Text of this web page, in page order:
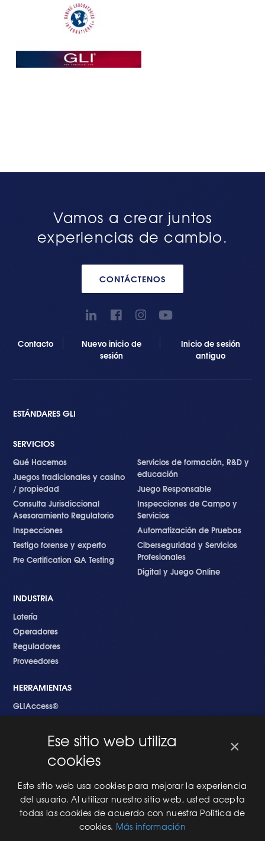
Vamos a crear juntos
experiencias de cambio.
CONTÁCTENOS
Contacto
Nuevo inicio de
sesión
Inicio de sesión
antiguo
ESTÁNDARES GLI
SERVICIOS
Qué Hacemos
Juegos tradicionales y casino
/ propiedad
Consulta Jurisdiccional
Asesoramiento Regulatorio
Inspecciones
Testigo forense y experto
Pre Certification QA Testing
Servicios de formación, R&D y
educación
Juego Responsable
Inspecciones de Campo y
Servicios
Automatización de Pruebas
Ciberseguridad y Servicios
Profesionales
Digital y Juego Online
INDUSTRIA
Lotería
Operadores
Reguladores
Proveedores
HERRAMIENTAS
GLIAccess®
EMPEZANDO
Nuevo en GLI
Nuevo Software
Una Nueva Máquina
Modificaciones al Software
Modificaciones al Hardware
×
Ese sitio web utiliza
cookies
Este sitio web usa cookies para mejorar la experiencia
del usuario. Al utilizar nuestro sitio web, usted acepta
todas las cookies de acuerdo con nuestra Política de
cookies. Más información